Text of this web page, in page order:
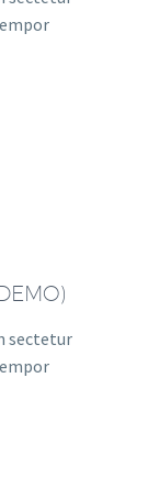
sectetur